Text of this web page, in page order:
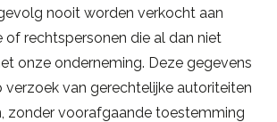
nooit worden verkocht aan
of rechtspersonen die al dan niet
onze onderneming. Deze gegevens
verzoek van gerechtelijke autoriteiten
zonder voorafgaande toestemming